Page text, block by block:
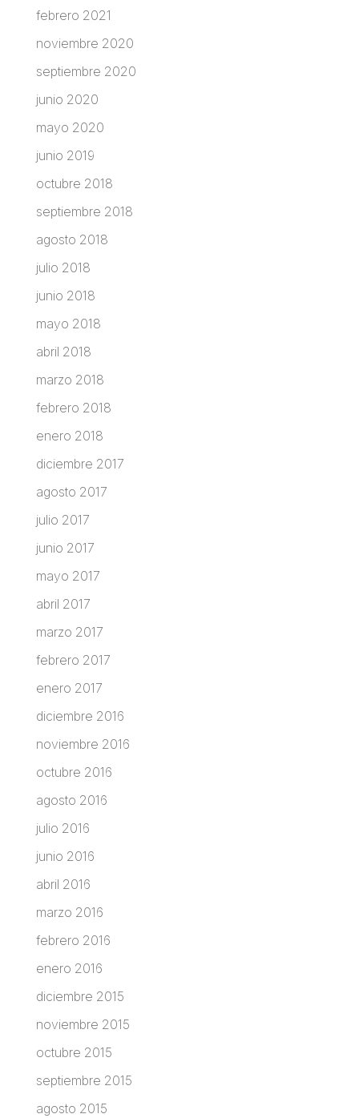
febrero 2021
noviembre 2020
septiembre 2020
junio 2020
mayo 2020
junio 2019
octubre 2018
septiembre 2018
agosto 2018
julio 2018
junio 2018
mayo 2018
abril 2018
marzo 2018
febrero 2018
enero 2018
diciembre 2017
agosto 2017
julio 2017
junio 2017
mayo 2017
abril 2017
marzo 2017
febrero 2017
enero 2017
diciembre 2016
noviembre 2016
octubre 2016
agosto 2016
julio 2016
junio 2016
abril 2016
marzo 2016
febrero 2016
enero 2016
diciembre 2015
noviembre 2015
octubre 2015
septiembre 2015
agosto 2015